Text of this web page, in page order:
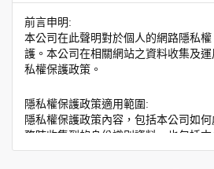
前言申明:
本公司在此聲明對於個人的網路隱私
護。本公司在相關網站之資料收集及
私權保護政策。
隱私權保護政策適用範圍:
隱私權保護政策內容，包括本公司如
務時收集到的身份識別資料，也包括
作與本公司合作時分享的任何身份識